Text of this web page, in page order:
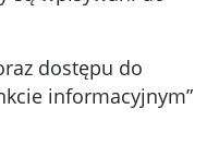
dostępu do
informacyjnym”